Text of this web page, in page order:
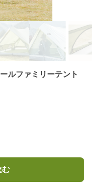
ルファミリーテント
む